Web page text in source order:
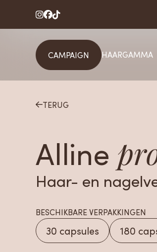

CAMPAIGN HAARGAMMA
TERUG
Alline
Haar- en
BESCHIKBARE VERPAKKINGEN
30 capsules 180